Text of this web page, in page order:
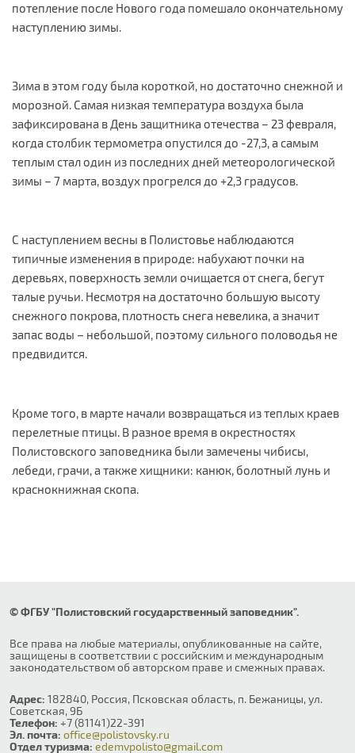
потепление после Нового года помешало окончательному
наступлению зимы.
Зима в этом году была короткой, но достаточно снежной и
морозной. Самая низкая температура воздуха была
зафиксирована в День защитника отечества – 23 февраля,
когда столбик термометра опустился до -27,3, а самым
теплым стал один из последних дней метеорологической
зимы – 7 марта, воздух прогрелся до +2,3 градусов.
С наступлением весны в Полистовье наблюдаются
типичные изменения в природе: набухают почки на
деревьях, поверхность земли очищается от снега, бегут
талые ручьи. Несмотря на достаточно большую высоту
снежного покрова, плотность снега невелика, а значит
запас воды – небольшой, поэтому сильного половодья не
предвидится.
Кроме того, в марте начали возвращаться из теплых краев
перелетные птицы. В разное время в окрестностях
Полистовского заповедника были замечены чибисы,
лебеди, грачи, а также хищники: канюк, болотный лунь и
краснокнижная скопа.
© ФГБУ "Полистовский государственный заповедник".
Все права на любые материалы, опубликованные на сайте,
защищены в соответствии с российским и международным
законодательством об авторском праве и смежных правах.
Адрес: 182840, Россия, Псковская область, п. Бежаницы, ул.
Советская, 9Б
Телефон: +7 (81141)22-391
Эл. почта: office@polistovsky.ru
Отдел туризма: edemvpolisto@gmail.com